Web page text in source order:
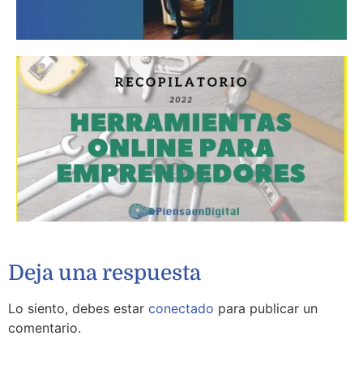
Deja una respuesta
Lo siento, debes estar conectado para publicar un
comentario.